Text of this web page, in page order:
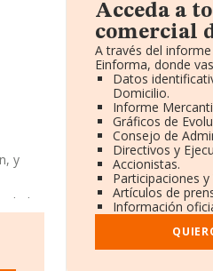
y
Acceda a
comercial
A través del
Einforma, donde
Datos
Domicilio.
Informe
Gráficos de
Consejo de
Directivos y
Accionistas.
Participaciones
Artículos de
Información